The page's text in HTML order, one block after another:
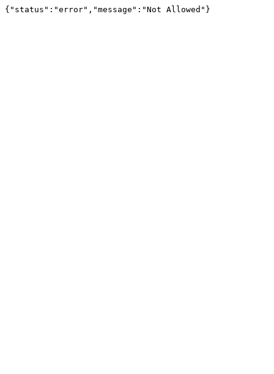
{"status":"error","message":"Not Allowed"}